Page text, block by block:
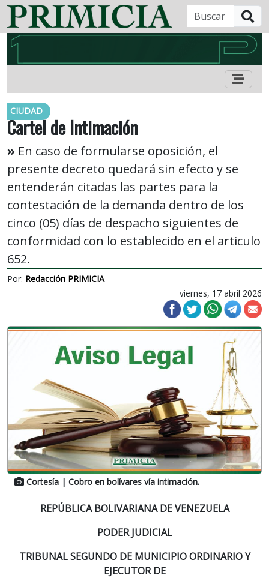
CIUDAD
Cartel de Intimación
En caso de formularse oposición, el
presente decreto quedará sin efecto y se
entenderán citadas las partes para la
contestación de la demanda dentro de los
cinco (05) días de despacho siguientes de
conformidad con lo establecido en el articulo
652.
Por: Redacción PRIMICIA
viernes, 17 abril 2026
Cortesía | Cobro en bolívares vía intimación.
REPÚBLICA BOLIVARIANA DE VENEZUELA
PODER JUDICIAL
TRIBUNAL SEGUNDO DE MUNICIPIO ORDINARIO Y
EJECUTOR DE